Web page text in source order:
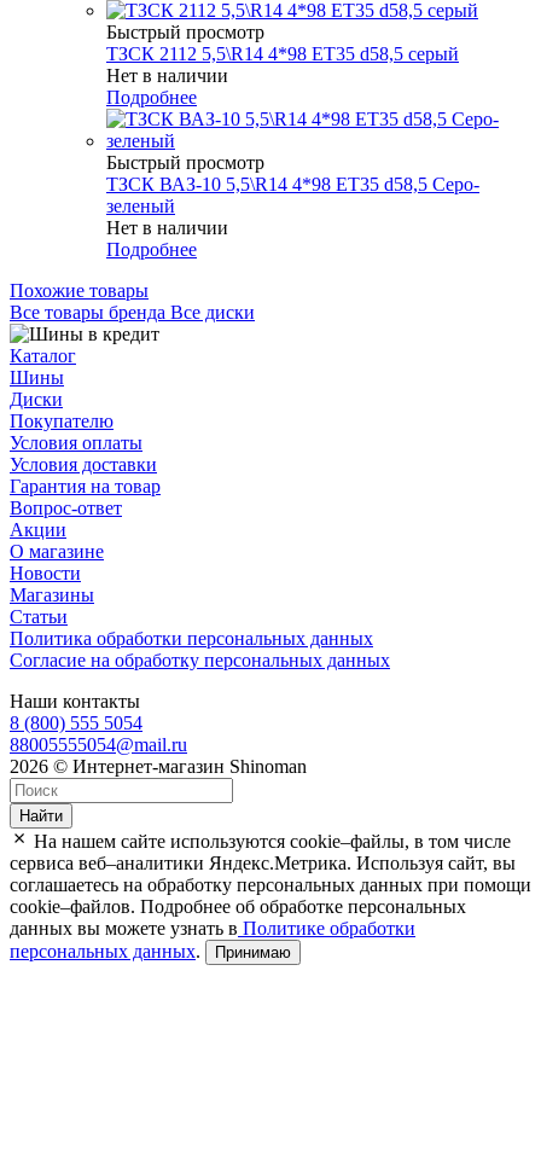
Быстрый просмотр
ТЗСК 2112 5,5\R14 4*98 ET35 d58,5 серый
Нет в наличии
Подробнее
Быстрый просмотр
ТЗСК ВАЗ-10 5,5\R14 4*98 ET35 d58,5 Серо-
зеленый
Нет в наличии
Подробнее
Похожие товары
Все товары бренда Все диски
Каталог
Шины
Диски
Покупателю
Условия оплаты
Условия доставки
Гарантия на товар
Вопрос-ответ
Акции
О магазине
Новости
Магазины
Статьи
Политика обработки персональных данных
Согласие на обработку персональных данных
Наши контакты
8 (800) 555 5054
88005555054@mail.ru
2026 © Интернет-магазин Shinoman
Найти
На нашем сайте используются cookie–файлы, в том числе
сервиса веб–аналитики Яндекс.Метрика. Используя сайт, вы
соглашаетесь на обработку персональных данных при помощи
cookie–файлов. Подробнее об обработке персональных
данных вы можете узнать в Политике обработки
персональных данных. Принимаю